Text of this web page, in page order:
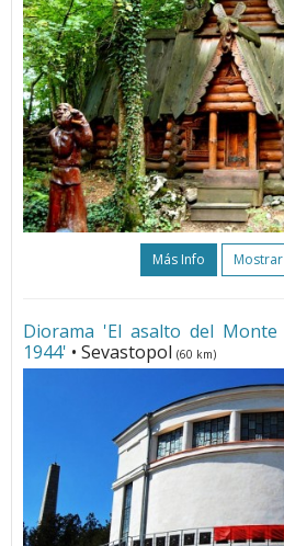
Más Info Mostrar
Diorama 'El asalto del
1944' • Sevastopol (60 km)